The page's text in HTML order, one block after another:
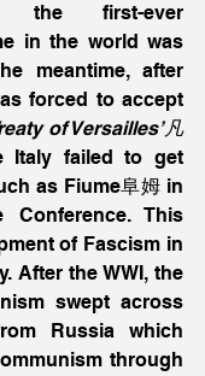
the first-ever
in the world was
meantime, after
forced to accept
of Versailles’凡
Italy failed to get
as Fiume阜姆 in
Conference. This
of Fascism in
After the WWI, the
swept across
Russia which
through